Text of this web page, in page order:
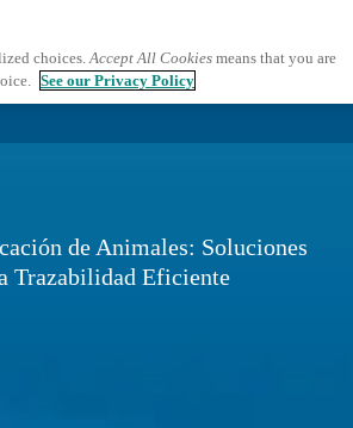
de Animales: Soluciones
Trazabilidad Eficiente
choices.Accept All Cookies means that you are
See our Privacy Policy